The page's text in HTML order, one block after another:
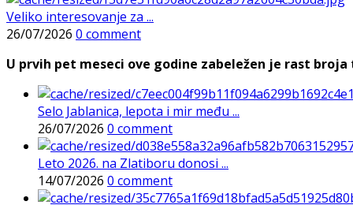
Veliko interesovanje za ...
26/07/2026 0 comment
U prvih pet meseci ove godine zabeležen je rast
Selo Jablanica, lepota i mir među ...
26/07/2026 0 comment
Leto 2026. na Zlatiboru donosi ...
14/07/2026 0 comment